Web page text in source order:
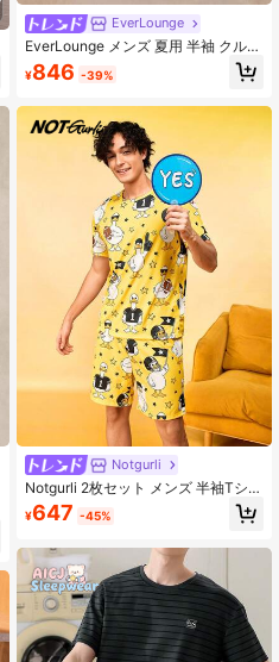
EverLounge
EverLounge メンズ 夏用 半袖 クルー
ネック プルオーバー プリント ラウ
ンジウェア セット
¥846 -39%
Notgurli
Notgurli 2枚セット メンズ 半袖Tシャ
ツ&ショーツ かわいいアヒル柄付き
¥647 -45%